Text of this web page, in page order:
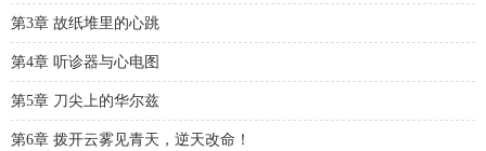
第3章 故纸堆里的心跳
第4章 听诊器与心电图
第5章 刀尖上的华尔兹
第6章 拨开云雾见青天，逆天改命！